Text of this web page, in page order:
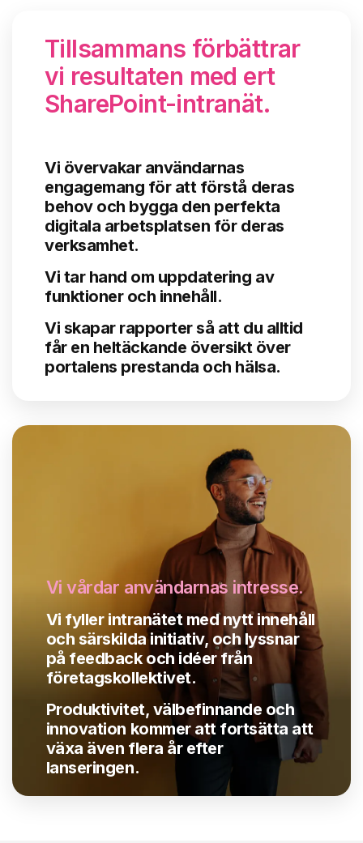
Tillsammans förbättrar
vi resultaten med ert
SharePoint-intranät.
Vi övervakar användarnas
engagemang för att förstå deras
behov och bygga den perfekta
digitala arbetsplatsen för deras
verksamhet.
Vi tar hand om uppdatering av
funktioner och innehåll.
Vi skapar rapporter så att du alltid
får en heltäckande översikt över
portalens prestanda och hälsa.
Vi vårdar användarnas intresse.
Vi fyller intranätet med nytt innehåll
och särskilda initiativ, och lyssnar
på feedback och idéer från
företagskollektivet.
Produktivitet, välbefinnande och
innovation kommer att fortsätta att
växa även flera år efter
lanseringen.